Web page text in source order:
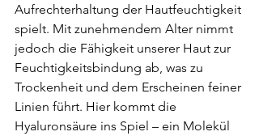
Aufrechterhaltung der Hautfeuchtigkeit
spielt. Mit zunehmendem Alter nimmt
jedoch die Fähigkeit unserer Haut zur
Feuchtigkeitsbindung ab, was zu
Trockenheit und dem Erscheinen feiner
Linien führt. Hier kommt die
Hyaluronsäure ins Spiel – ein Molekül